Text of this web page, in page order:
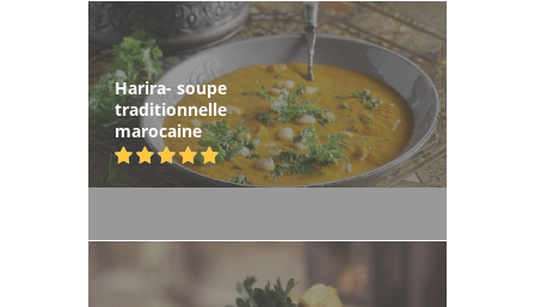
Harira- soupe
traditionnelle
marocaine